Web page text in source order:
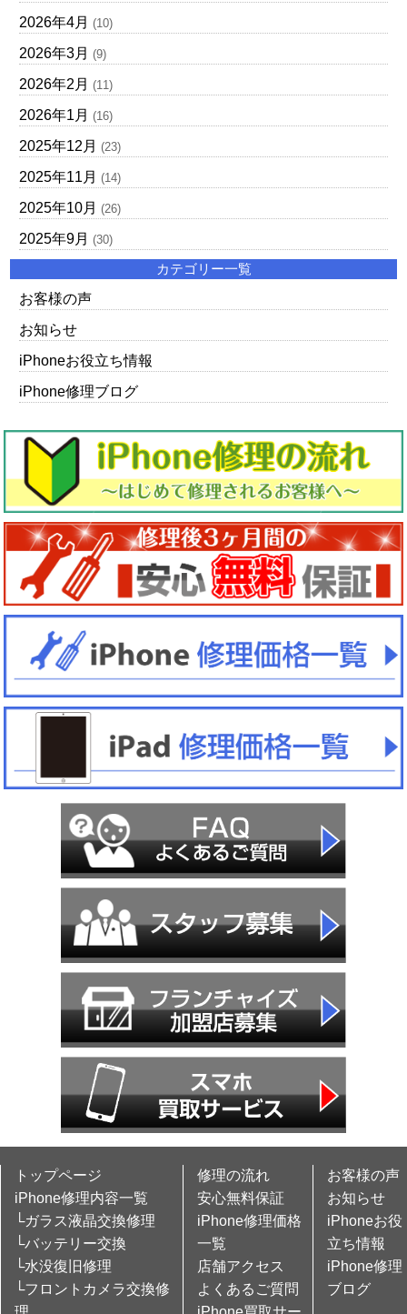
2026年4月 (10)
2026年3月 (9)
2026年2月 (11)
2026年1月 (16)
2025年12月 (23)
2025年11月 (14)
2025年10月 (26)
2025年9月 (30)
カテゴリー一覧
お客様の声
お知らせ
iPhoneお役立ち情報
iPhone修理ブログ
トップページ
iPhone修理内容一覧
└ガラス液晶交換修理
└バッテリー交換
└水没復旧修理
└フロントカメラ交換修
修理の流れ
安心無料保証
iPhone修理価格
一覧
店舗アクセス
よくあるご質問
お客様の声
お知らせ
iPhoneお役
立ち情報
iPhone修理
ブログ